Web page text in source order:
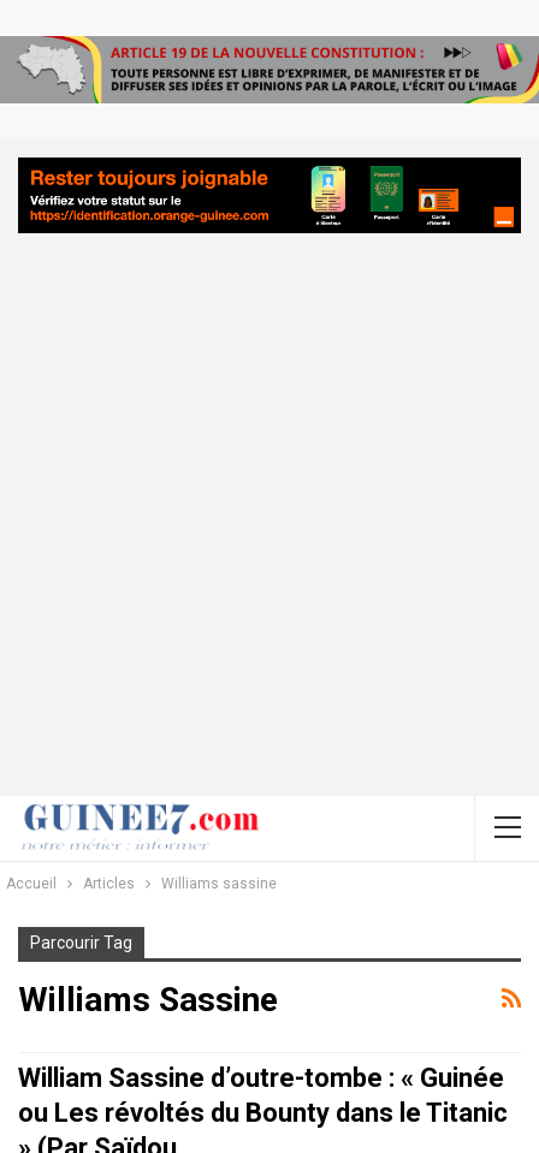
Accueil Articles Williams sassine
Parcourir Tag
Williams Sassine
William Sassine d’outre-tombe : « Guinée
ou Les révoltés du Bounty dans le Titanic